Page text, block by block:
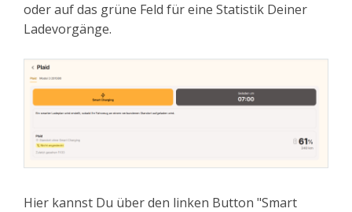
oder auf das grüne Feld für eine Statistik Deiner
Ladevorgänge.
Hier kannst Du über den linken Button "Smart